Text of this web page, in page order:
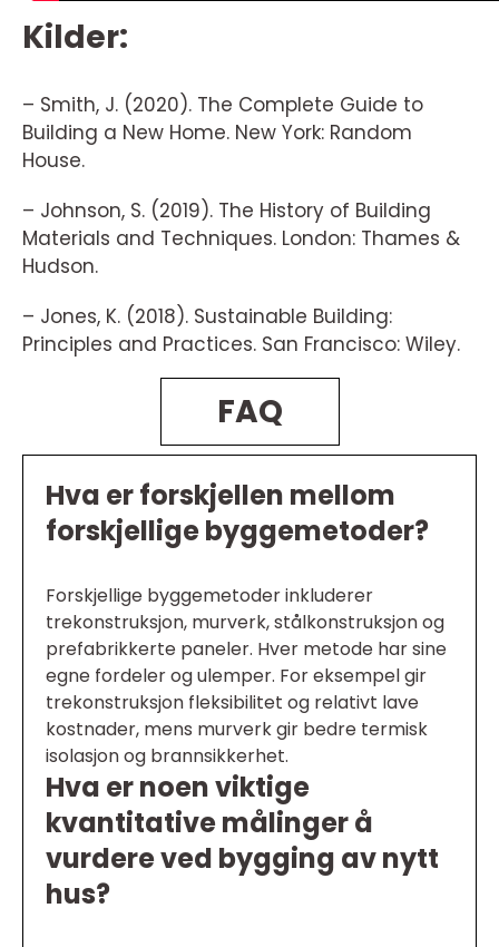
Kilder:
– Smith, J. (2020). The Complete Guide to
Building a New Home. New York: Random
House.
– Johnson, S. (2019). The History of Building
Materials and Techniques. London: Thames &
Hudson.
– Jones, K. (2018). Sustainable Building:
Principles and Practices. San Francisco: Wiley.
FAQ
Hva er forskjellen mellom
forskjellige byggemetoder?
Forskjellige byggemetoder inkluderer
trekonstruksjon, murverk, stålkonstruksjon og
prefabrikkerte paneler. Hver metode har sine
egne fordeler og ulemper. For eksempel gir
trekonstruksjon fleksibilitet og relativt lave
kostnader, mens murverk gir bedre termisk
isolasjon og brannsikkerhet.
Hva er noen viktige
kvantitative målinger å
vurdere ved bygging av nytt
hus?